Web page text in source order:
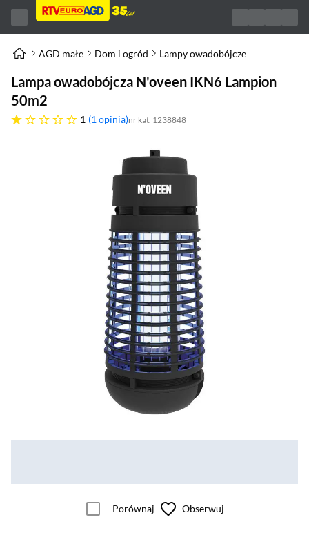
AGD małe Dom i ogród Lampy owadobójcze
Lampa owadobójcza N'oveen IKN6 Lampion
50m2
1
jedna gwiazdka 1 opinia nr kat. 1238848
Porównaj Obserwuj